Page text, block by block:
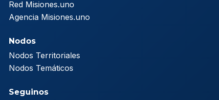
Red Misiones.uno
Agencia Misiones.uno
Nodos
Nodos Territoriales
Nodos Temáticos
Seguinos